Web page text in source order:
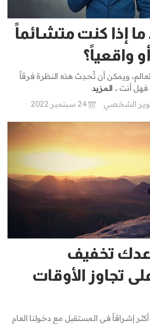
إذا كنت متشائماً
واقعياً؟
ويمكن أن تُحدِث هذه النظرة فرقاً
فهل أنت .. المزيد
الشخصي 24 سبتمبر 2022
تخفيف
تجاوز الأوقات
أكثر إشراقاً في المستقبل مع دخولنا العام